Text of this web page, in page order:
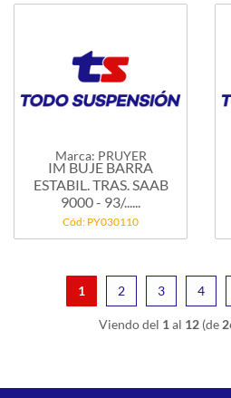
Marca: PRUYER
IM BUJE BARRA
ESTABIL. TRAS. SAAB
9000 - 93/......
Cód: PY030110
1 2 3 4
Viendo del 1 al 12(de